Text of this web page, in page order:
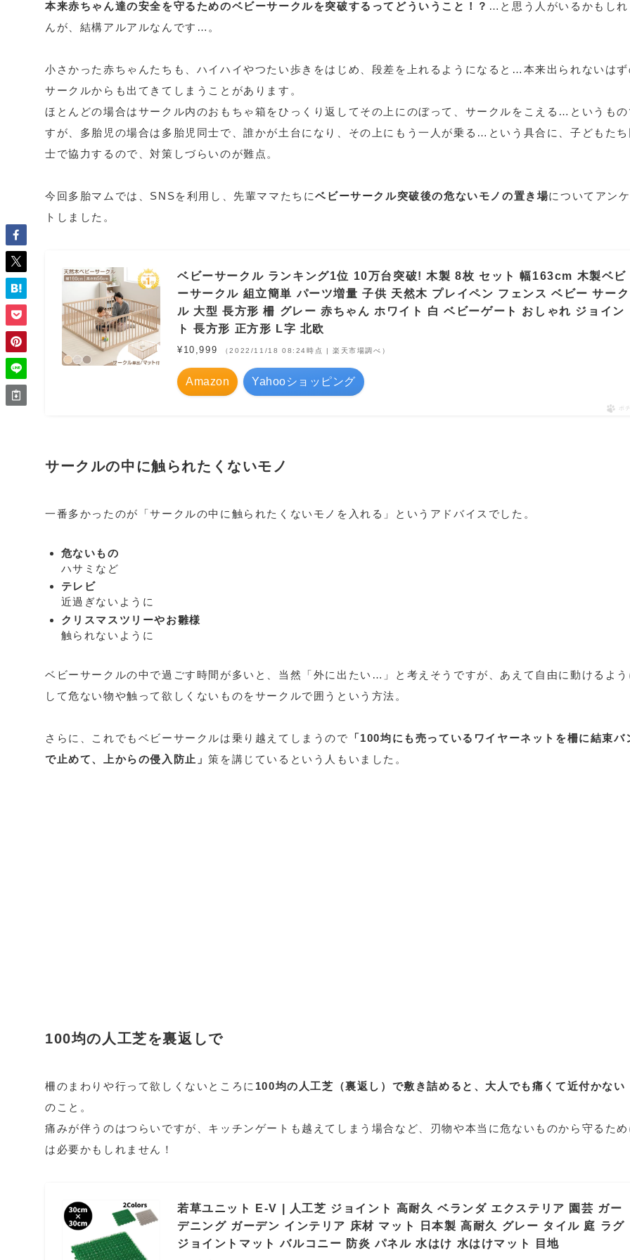
本来赤ちゃん達の安全を守るためのベビーサークルを突破するってどういうこと！？ …と思う人がいるかもし
んが、結構アルアルなんです…。
小さかった赤ちゃんたちも、ハイハイやつたい歩きをはじめ、段差を上れるようになると…本来出られないは
サークルからも出てきてしまうことがあります。
ほとんどの場合はサークル内のおもちゃ箱をひっくり返してその上にのぼって、サークルをこえる…というも
すが、多胎児の場合は多胎児同士で、誰かが土台になり、その上にもう一人が乗る…という具合に、子どもた
士で協力するので、対策しづらいのが難点。
今回多胎マムでは、SNSを利用し、先輩ママたちにベビーサークル突破後の危ないモノの置き場についてアン
トしました。
ベビーサークル ランキング1位 10万台突破! 木製 8枚 セット 幅163cm 木製ベビ
ーサークル 組立簡単 パーツ増量 子供 天然木 プレイペン フェンス ベビー サーク
ル 大型 長方形 柵 グレー 赤ちゃん ホワイト 白 ベビーゲート おしゃれ ジョイン
ト 長方形 正方形 L字 北欧
¥10,999 （2022/11/18 08:24時点 | 楽天市場調べ）
Amazon Yahooショッピング
ポ
サークルの中に触られたくないモノ
一番多かったのが「サークルの中に触られたくないモノを入れる」というアドバイスでした。
危ないもの
ハサミなど
テレビ
近過ぎないように
クリスマスツリーやお雛様
触られないように
ベビーサークルの中で過ごす時間が多いと、当然「外に出たい…」と考えそうですが、あえて自由に動けるよ
して危ない物や触って欲しくないものをサークルで囲うという方法。
さらに、これでもベビーサークルは乗り越えてしまうので 「100均にも売っているワイヤーネットを柵に結束バ
で止めて、上からの侵入防止」策を講じているという人もいました。
100均の人工芝を裏返しで
柵のまわりや行って欲しくないところに 100均の人工芝（裏返し）で敷き詰めると、大人でも痛くて近付かない
のこと。
痛みが伴うのはつらいですが、キッチンゲートも越えてしまう場合など、刃物や本当に危ないものから守るた
は必要かもしれません！
若草ユニット E-V | 人工芝 ジョイント 高耐久 ベランダ エクステリア 園芸 ガー
デニング ガーデン インテリア 床材 マット 日本製 高耐久 グレー タイル 庭 ラグ
ジョイントマット バルコニー 防炎 パネル 水はけ 水はけマット 目地